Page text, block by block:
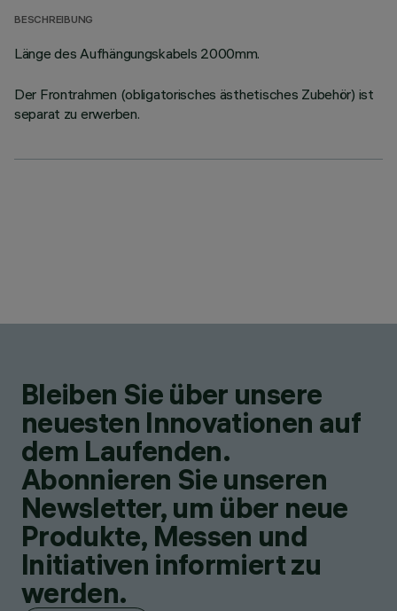
BESCHREIBUNG
Länge des Aufhängungskabels 2000mm.
Der Frontrahmen (obligatorisches ästhetisches Zubehör) ist
separat zu erwerben.
Bleiben Sie über unsere
neuesten Innovationen auf
dem Laufenden.
Abonnieren Sie unseren
Newsletter, um über neue
Produkte, Messen und
Initiativen informiert zu
werden.